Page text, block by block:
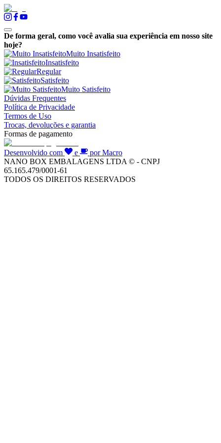
De forma geral, como você avalia sua experiência em nosso site
hoje?
Muito Insatisfeito
Insatisfeito
Regular
Satisfeito
Muito Satisfeito
Dúvidas Frequentes
Política de Privacidade
Termos de Uso
Trocas, devoluções e garantia
Formas de pagamento
Desenvolvido com e
por Macro
NANO BOX EMBALAGENS LTDA © - CNPJ
65.165.479/0001-61
TODOS OS DIREITOS RESERVADOS